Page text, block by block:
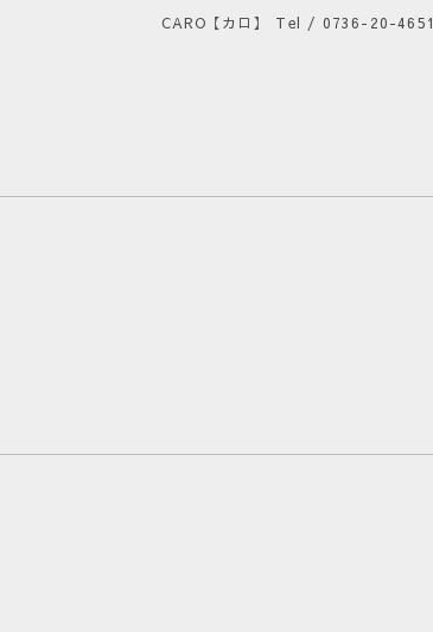
CARO【カロ】 Tel / 0736-20-4651